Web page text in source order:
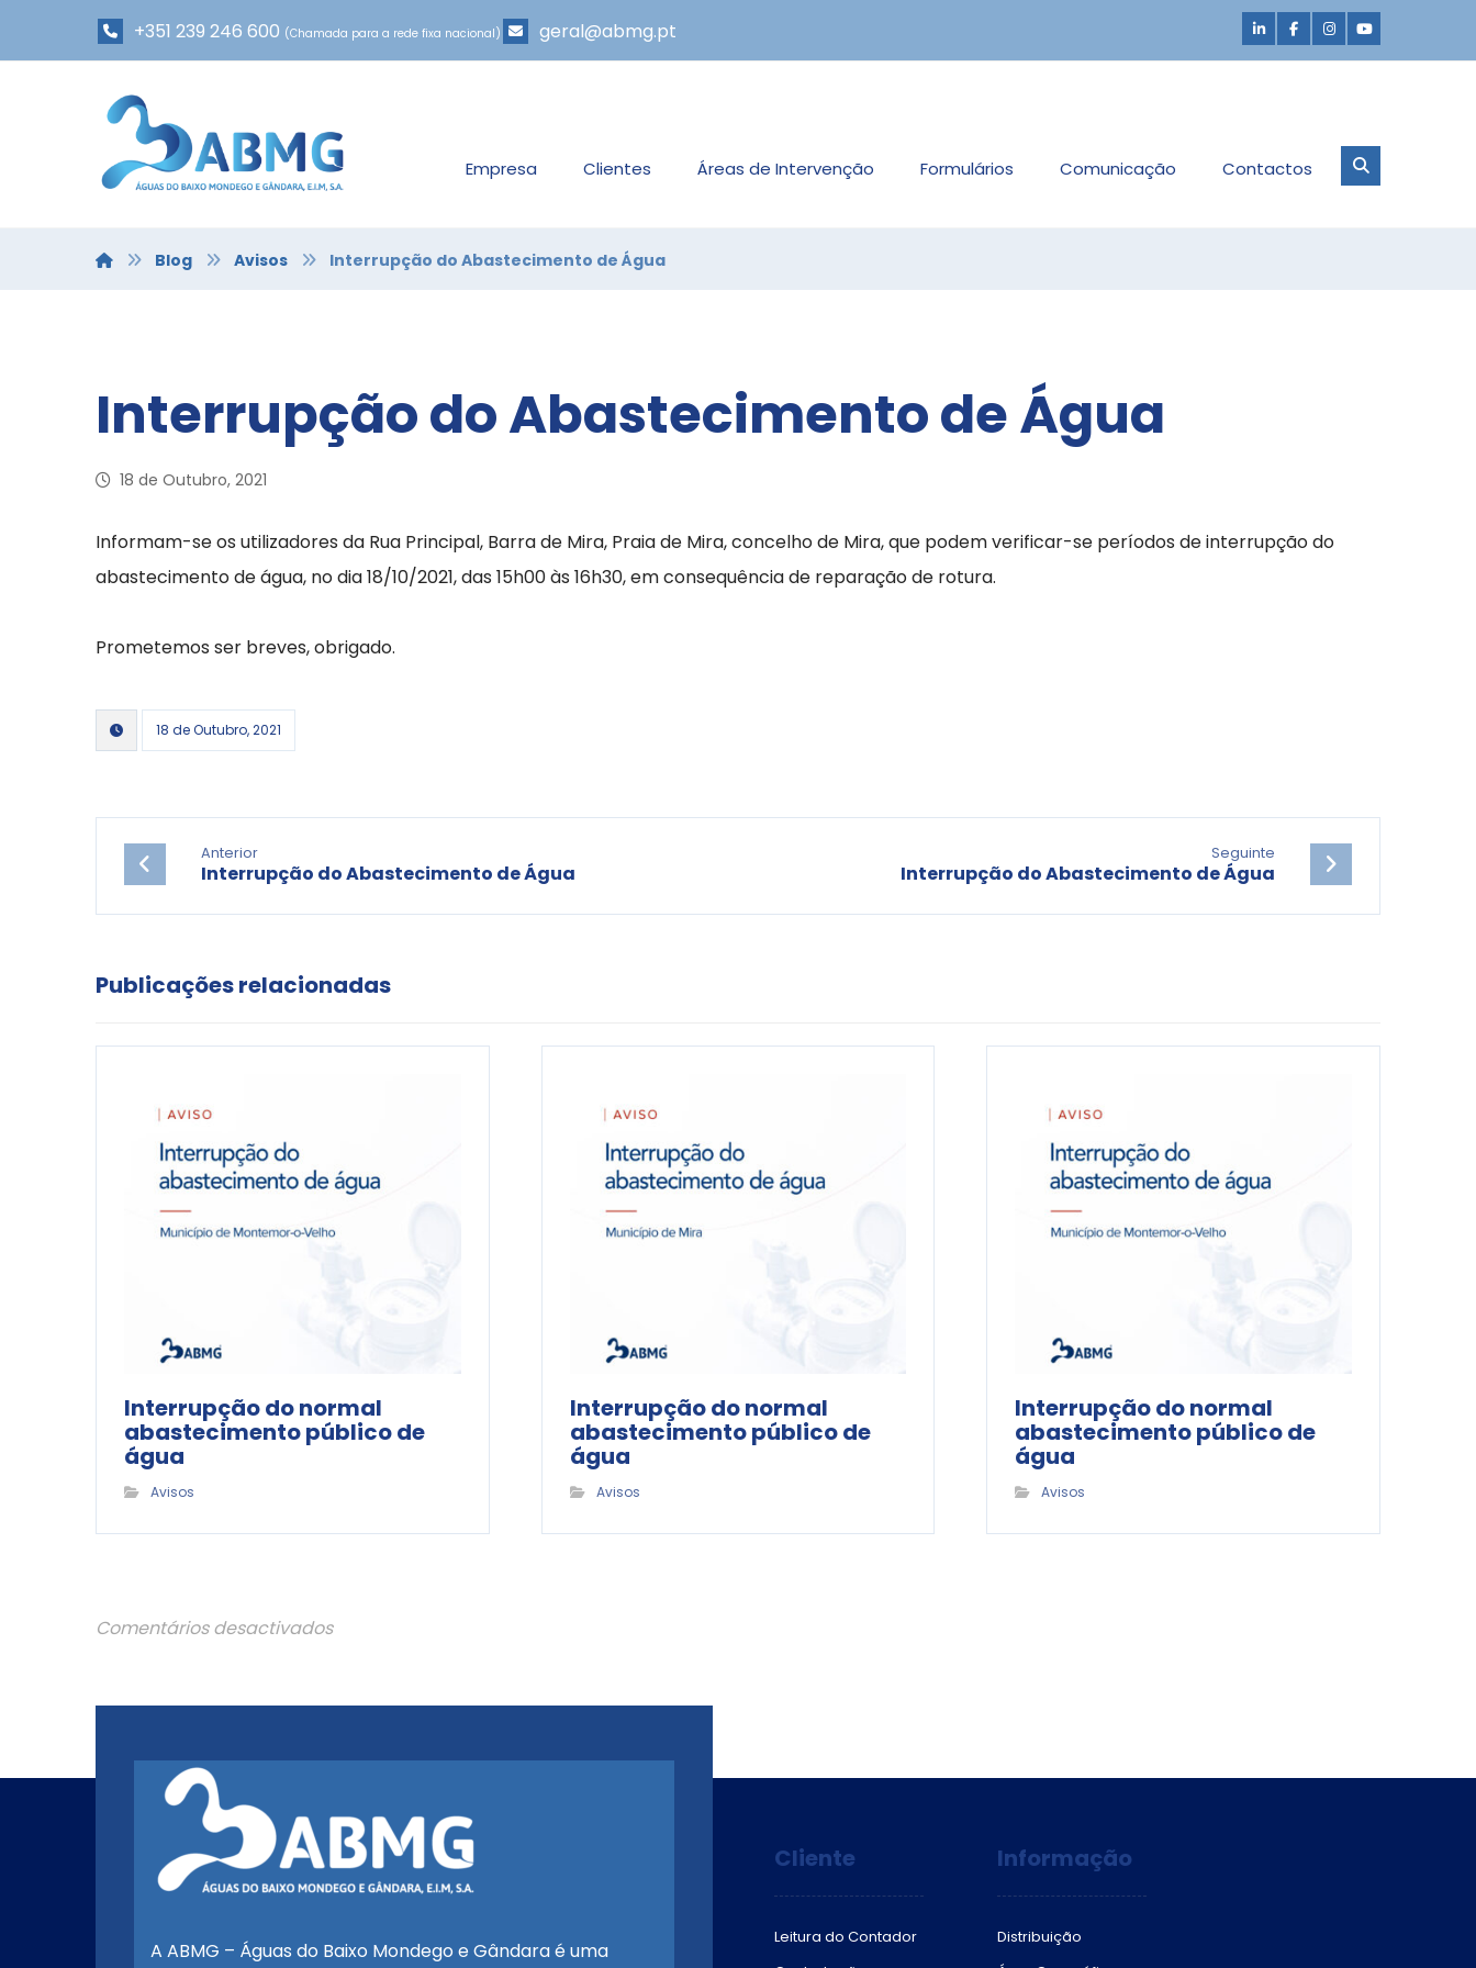
+351 239 246 600 (Chamada para a rede fixa nacional) geral@abmg.pt
Empresa Clientes Áreas de Intervenção Formulários Comunicação Contactos
Blog Avisos Interrupção do Abastecimento de Água
Interrupção do Abastecimento de Água
18 de Outubro, 2021
Informam-se os utilizadores da Rua Principal, Barra de Mira, Praia de Mira, concelho de Mira, que podem verificar-se períodos de interrupção do
abastecimento de água, no dia 18/10/2021, das 15h00 às 16h30, em consequência de reparação de rotura.
Prometemos ser breves, obrigado.
18 de Outubro, 2021
Anterior
Interrupção do Abastecimento de Água
Seguinte
Interrupção do Abastecimento de Água
Publicações relacionadas
Interrupção do normal
abastecimento público de
água
Avisos
Interrupção do normal
abastecimento público de
água
Avisos
Interrupção do normal
abastecimento público de
água
Avisos
Comentários desactivados
A ABMG – Águas do Baixo Mondego e Gândara é uma
Cliente
Leitura do Contador
Informação
Distribuição